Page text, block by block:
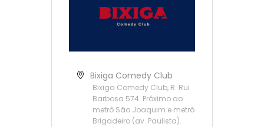
Bixiga Comedy Club
Bixiga Comedy Club, R. Rui
Barbosa 574. Próximo ao
metrô São Joaquim e metrô
Brigadeiro (av. Paulista).